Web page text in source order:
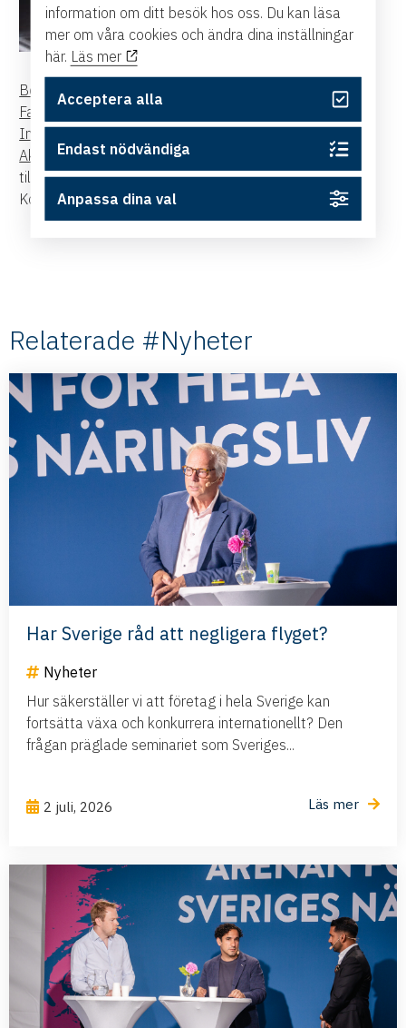
Bor:
Villa i Åby
Familj:
Man och tre barn
Intressen:
Aktuell: Ny på Handelskammaren som ansvarig för
tillväxt och analys
Kontakt:maria.hummelgren@east.cci.se
Relaterade #Nyheter
Har Sverige råd att negligera flyget?
Nyheter
Hur säkerställer vi att företag i hela Sverige kan
fortsätta växa och konkurrera internationellt? Den
frågan präglade seminariet som Sveriges...
2 juli, 2026 Läs mer
information om ditt besök hos oss. Du kan läsa
mer om våra cookies och ändra dina inställningar
här. Läs mer
Acceptera alla
Endast nödvändiga
Anpassa dina val